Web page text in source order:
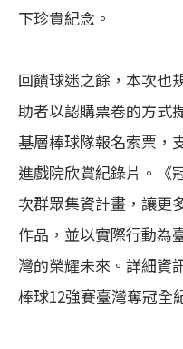
下珍貴紀念。
回饋球迷之餘，本次也
助者以認購票卷的方式
基層棒球隊報名索票，
進戲院欣賞紀錄片。《
次群眾集資計畫，讓更
作品，並以實際行動為
灣的榮耀未來。詳細資
棒球12強賽臺灣奪冠全